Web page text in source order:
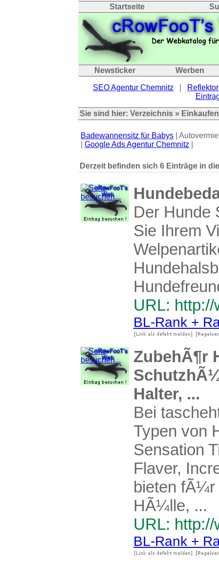
Startseite
Newsticker Werben
SEO Agentur Chemnitz
Sie sind hier: Verzeichnis » Einkaufen
Badewannensitz für Babys |
Google Ads Agentur Chemnitz
Derzeit befinden sich 6 Einträge in
Der Hunde
Sie Ihrem
URL:
BL-Rank +
ZubehÃ¶r
Halter, ...
Bei
Typen von
Sensation
Flaver,
bieten fÃ¼r
HÃ¼lle, ...
URL:
BL-Rank +